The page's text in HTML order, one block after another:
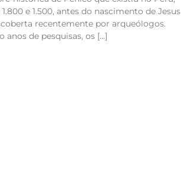
e 1.500, antes do nascimento de Jesus
recentemente por arqueólogos.
anos de pesquisas, os […]